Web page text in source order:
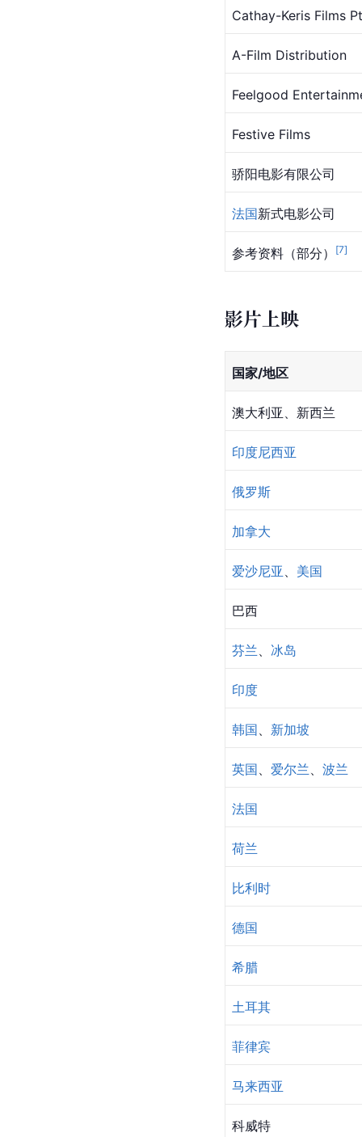
Cathay-Keris Films
A-Film Distribution
Feelgood
Festive Films
骄阳电影有限公司
法国新式电影公司
参考资料（部分） [7]
影片上映
国家/地区
澳大利亚、新西兰
印度尼西亚
俄罗斯
加拿大
爱沙尼亚 、 美国
巴西
芬兰、 冰岛
印度
韩国、 新加坡
英国、 爱尔兰、 波兰
法国
荷兰
比利时
德国
希腊
土耳其
菲律宾
马来西亚
科威特